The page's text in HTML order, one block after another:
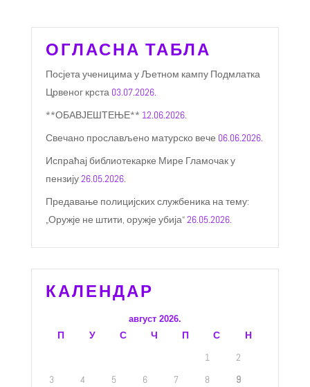
ОГЛАСНА ТАБЛА
Посјета ученицима у Љетном кампу Подмлатка
Црвеног крста 03.07.2026.
**ОБАВЈЕШТЕЊЕ** 12.06.2026.
Свечано прослављено матурско вече 06.06.2026.
Испраћај библиотекарке Мире Гламочак у
пензију26.05.2026.
Предавање полицијских службеника на тему:
„Оружје не штити, оружје убија“26.05.2026.
КАЛЕНДАР
август 2026.
П У С Ч П С
Н
1
2
3
4 5 6 7 8
9